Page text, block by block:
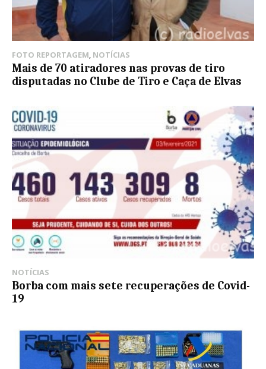
FOTO REPORTAGEM, NOTÍCIAS
Mais de 70 atiradores nas provas de tiro
disputadas no Clube de Tiro e Caça de Elvas
NOTÍCIAS
Borba com mais sete recuperações de Covid-
19